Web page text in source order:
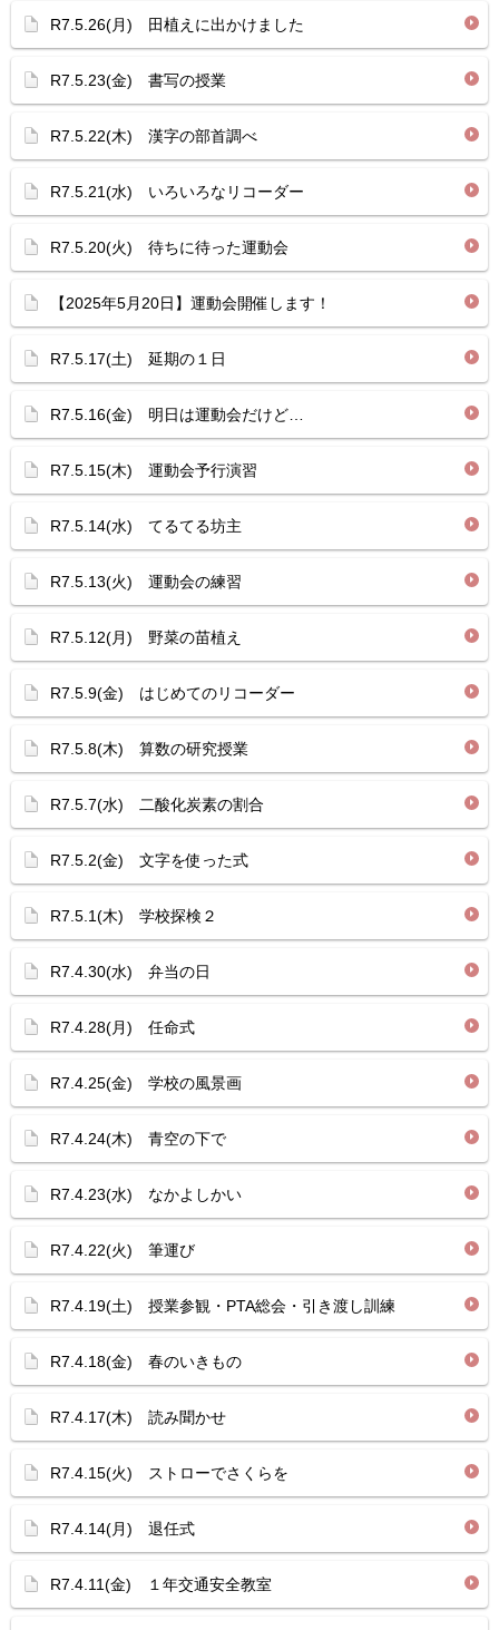
R7.5.26(月) 田植えに出かけました
R7.5.23(金) 書写の授業
R7.5.22(木) 漢字の部首調べ
R7.5.21(水) いろいろなリコーダー
R7.5.20(火) 待ちに待った運動会
【2025年5月20日】運動会開催します！
R7.5.17(土) 延期の１日
R7.5.16(金) 明日は運動会だけど…
R7.5.15(木) 運動会予行演習
R7.5.14(水) てるてる坊主
R7.5.13(火) 運動会の練習
R7.5.12(月) 野菜の苗植え
R7.5.9(金) はじめてのリコーダー
R7.5.8(木) 算数の研究授業
R7.5.7(水) 二酸化炭素の割合
R7.5.2(金) 文字を使った式
R7.5.1(木) 学校探検２
R7.4.30(水) 弁当の日
R7.4.28(月) 任命式
R7.4.25(金) 学校の風景画
R7.4.24(木) 青空の下で
R7.4.23(水) なかよしかい
R7.4.22(火) 筆運び
R7.4.19(土) 授業参観・PTA総会・引き渡し訓練
R7.4.18(金) 春のいきもの
R7.4.17(木) 読み聞かせ
R7.4.15(火) ストローでさくらを
R7.4.14(月) 退任式
R7.4.11(金) １年交通安全教室